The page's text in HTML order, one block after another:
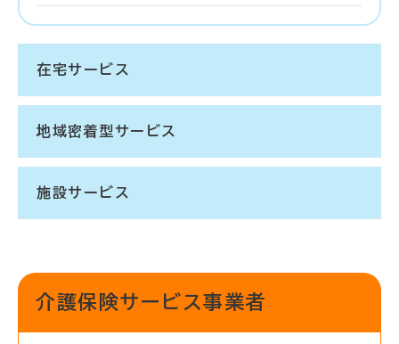
在宅サービス
地域密着型サービス
施設サービス
介護保険サービス事業者